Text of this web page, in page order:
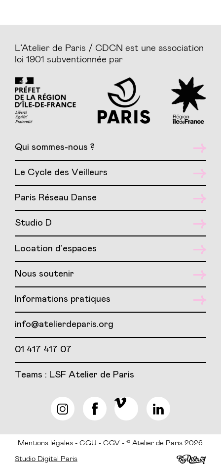
L’Atelier de Paris / CDCN est une association
loi 1901 subventionnée par
Qui sommes-nous ?
Le Cycle des Veilleurs
Paris Réseau Danse
Studio D
Location d’espaces
Nous soutenir
Informations pratiques
info@atelierdeparis.org
01 417 417 07
Teams : LSF Atelier de Paris
Studio Digital Paris
Mentions légales CGU CGV © Atelier de Paris 2026